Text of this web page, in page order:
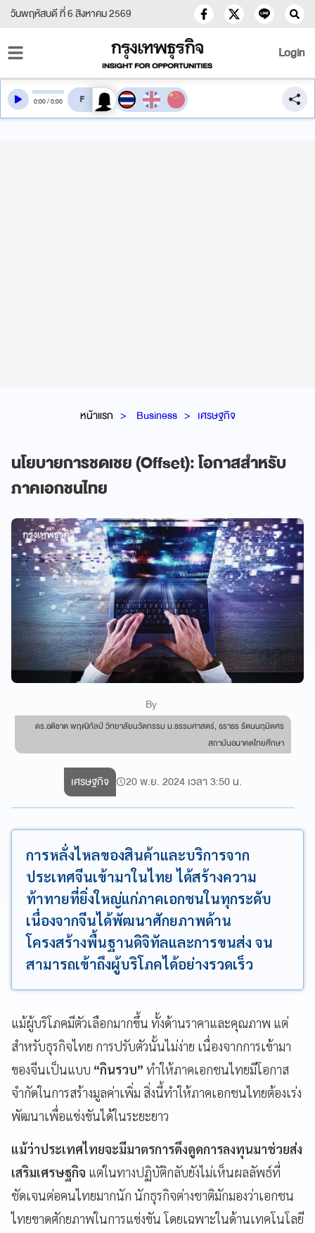
วันพฤหัสบดี ที่ 6 สิงหาคม 2569
Login
หน้าแรก Business เศรษฐกิจ
นโยบายการชดเชย (Offset): โอกาสสำหรับ
ภาคเอกชนไทย
By
ดร.อติชาต พฤฒิกัลป์ วิทยาลัยนวัตกรรม ม.ธรรมศาสตร์, ธราธร รัตนนฤมิตศร
สถาบันอนาคตไทยศึกษา
0:00/0:00 สลับเสียงอ่าน
เศรษฐกิจ 20 พ.ย. 2024 เวลา 3:50 น.
การหลั่งไหลของสินค้าและบริการจาก
ประเทศจีนเข้ามาในไทย ได้สร้างความ
ท้าทายที่ยิ่งใหญ่แก่ภาคเอกชนในทุกระดับ
เนื่องจากจีนได้พัฒนาศักยภาพด้าน
โครงสร้างพื้นฐานดิจิทัลและการขนส่ง จน
สามารถเข้าถึงผู้บริโภคได้อย่างรวดเร็ว
แม้ผู้บริโภคมีตัวเลือกมากขึ้น ทั้งด้านราคาและคุณภาพ แต่
สำหรับธุรกิจไทย การปรับตัวนั้นไม่ง่าย เนื่องจากการเข้ามา
ของจีนเป็นแบบ “กินรวบ” ทำให้ภาคเอกชนไทยมีโอกาส
จำกัดในการสร้างมูลค่าเพิ่ม สิ่งนี้ทำให้ภาคเอกชนไทยต้องเร่ง
พัฒนาเพื่อแข่งขันได้ในระยะยาว
แม้ว่าประเทศไทยจะมีมาตรการดึงดูดการลงทุนมาช่วยส่ง
เสริมเศรษฐกิจ แต่ในทางปฏิบัติกลับยังไม่เห็นผลลัพธ์ที่
ชัดเจนต่อคนไทยมากนัก นักธุรกิจต่างชาติมักมองว่าเอกชน
ไทยขาดศักยภาพในการแข่งขัน โดยเฉพาะในด้านเทคโนโลยี